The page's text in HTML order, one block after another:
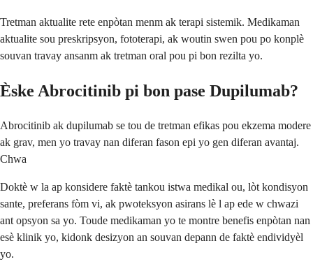
Tretman aktualite rete enpòtan menm ak terapi sistemik. Medikaman
aktualite sou preskripsyon, fototerapi, ak woutin swen pou po konplè
souvan travay ansanm ak tretman oral pou pi bon rezilta yo.
Èske Abrocitinib pi bon pase Dupilumab?
Abrocitinib ak dupilumab se tou de tretman efikas pou ekzema modere
ak grav, men yo travay nan diferan fason epi yo gen diferan avantaj.
Chwa
Doktè w la ap konsidere faktè tankou istwa medikal ou, lòt kondisyon
sante, preferans fòm vi, ak pwoteksyon asirans lè l ap ede w chwazi
ant opsyon sa yo. Toude medikaman yo te montre benefis enpòtan nan
esè klinik yo, kidonk desizyon an souvan depann de faktè endividyèl
yo.